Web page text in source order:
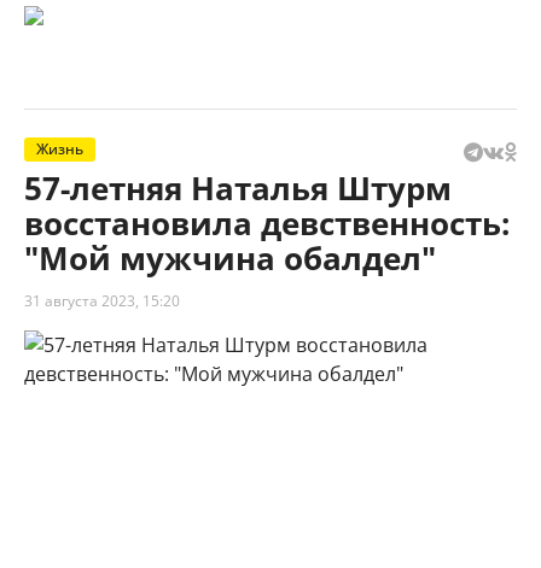
Жизнь
57-летняя Наталья Штурм
восстановила девственность:
"Мой мужчина обалдел"
31 августа 2023, 15:20